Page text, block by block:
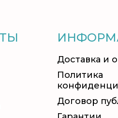
Доставка и
Политика
Договор